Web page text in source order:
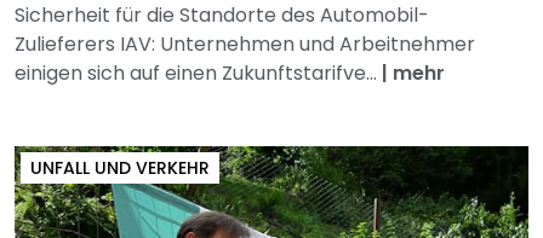
Sicherheit für die Standorte des Automobil-
Zulieferers IAV: Unternehmen und Arbeitnehmer
einigen sich auf einen Zukunftstarifve... | mehr
UNFALL UND VERKEHR